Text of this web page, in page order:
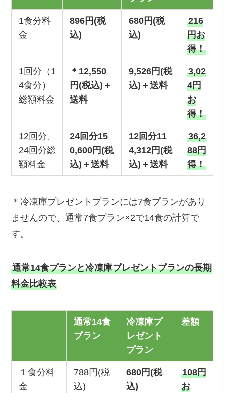
1食分料
金
896円(税
込)
680円(税
込)
216
円お
得！
1回分（1
4食分）
総額料金
＊12,550
円(税込)＋
送料
9,526円(税
込)＋送料
3,02
4円
お
得！
12回分、
24回分総
額料金
24回分15
0,600円(税
込)＋送料
12回分11
4,312円(税
込)＋送料
36,2
88円
得！
＊冷凍庫プレゼントプランには7食プランがあり
ませんので、通常7食プラン×2で14食の計算で
す。
通常14食プランと冷凍庫プレゼントプランの長期
料金比較表
通常14食
プラン
冷凍庫プ
レゼント
プラン
差額
１食分料
金
788円(税
込)
680円(税
込)
108円
お